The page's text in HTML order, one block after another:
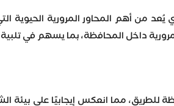
من أهم المحاور المرورية الحيوية
داخل المحافظة، بما يسهم في
مما انعكس إيجابيًا على بيئة